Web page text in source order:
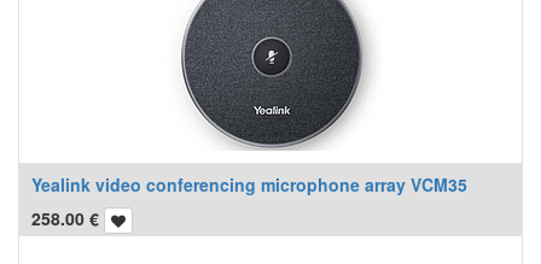
Yealink video conferencing microphone array VCM35
258.00 €